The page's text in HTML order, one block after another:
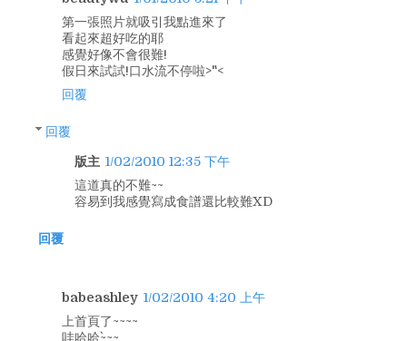
第一張照片就吸引我點進來了
看起來超好吃的耶
感覺好像不會很難!
假日來試試!口水流不停啦>"<
回覆
回覆
版主 1/02/2010 12:35 下午
這道真的不難~~
容易到我感覺寫成食譜還比較難XD
回覆
babeashley 1/02/2010 4:20 上午
上首頁了~~~~
哇哈哈`~~~